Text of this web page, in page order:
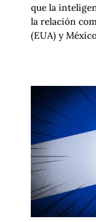
que la
la relación
(EUA) y